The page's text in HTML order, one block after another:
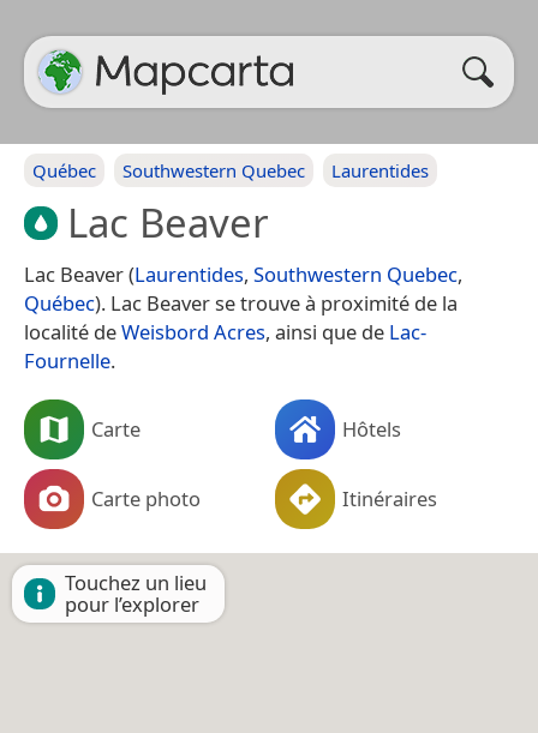
Québec Southwestern Quebec Laurentides
Lac Beaver
Lac Beaver (Laurentides, Southwestern Quebec,
Québec). Lac Beaver se trouve à proximité de la
localité deWeisbord Acres, ainsi que de Lac-
Fournelle.
Carte Hôtels
Carte photo Itinéraires
Touchez un lieu
pour l’explorer